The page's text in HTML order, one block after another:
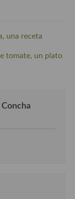
una receta
tomate, un plato